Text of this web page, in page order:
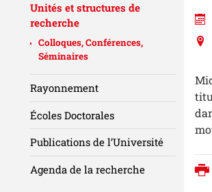
Unités et structures de
recherche
Colloques, Conférences,
Séminaires
Rayonnement
Écoles Doctorales
Publications de l’Université
Agenda de la recherche